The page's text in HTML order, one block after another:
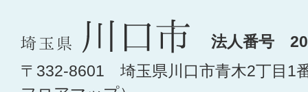
法人番号
〒332-8601 埼玉県川口市青木2丁目1